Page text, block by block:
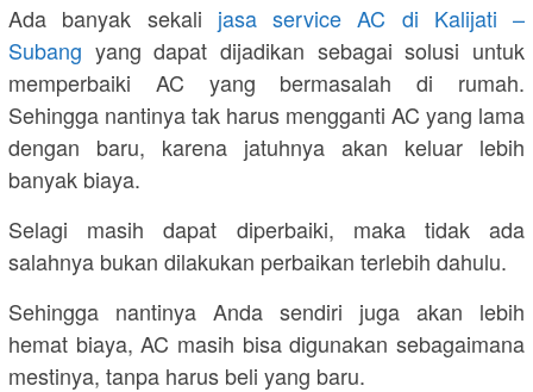
Ada banyak sekali jasa service AC di Kalijati –
Subang yang dapat dijadikan sebagai solusi untuk
memperbaiki AC yang bermasalah di rumah.
Sehingga nantinya tak harus mengganti AC yang lama
dengan baru, karena jatuhnya akan keluar lebih
banyak biaya.
Selagi masih dapat diperbaiki, maka tidak ada
salahnya bukan dilakukan perbaikan terlebih dahulu.
Sehingga nantinya Anda sendiri juga akan lebih
hemat biaya, AC masih bisa digunakan sebagaimana
mestinya, tanpa harus beli yang baru.